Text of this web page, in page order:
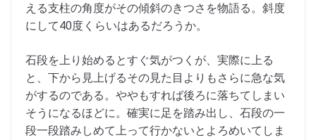
える支柱の角度がその傾斜のきつさを物語る。斜度
にして40度くらいはあるだろうか。
石段を上り始めるとすぐ気がつくが、実際に上る
と、下から見上げるその見た目よりもさらに急な気
がするのである。ややもすれば後ろに落ちてしまい
そうになるほどに。確実に足を踏み出し、石段の一
段一段踏みしめて上って行かないとよろめいてしま